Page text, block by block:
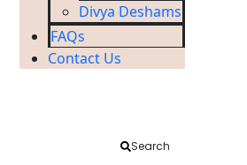
Divya Deshams
FAQs
Contact Us
Search